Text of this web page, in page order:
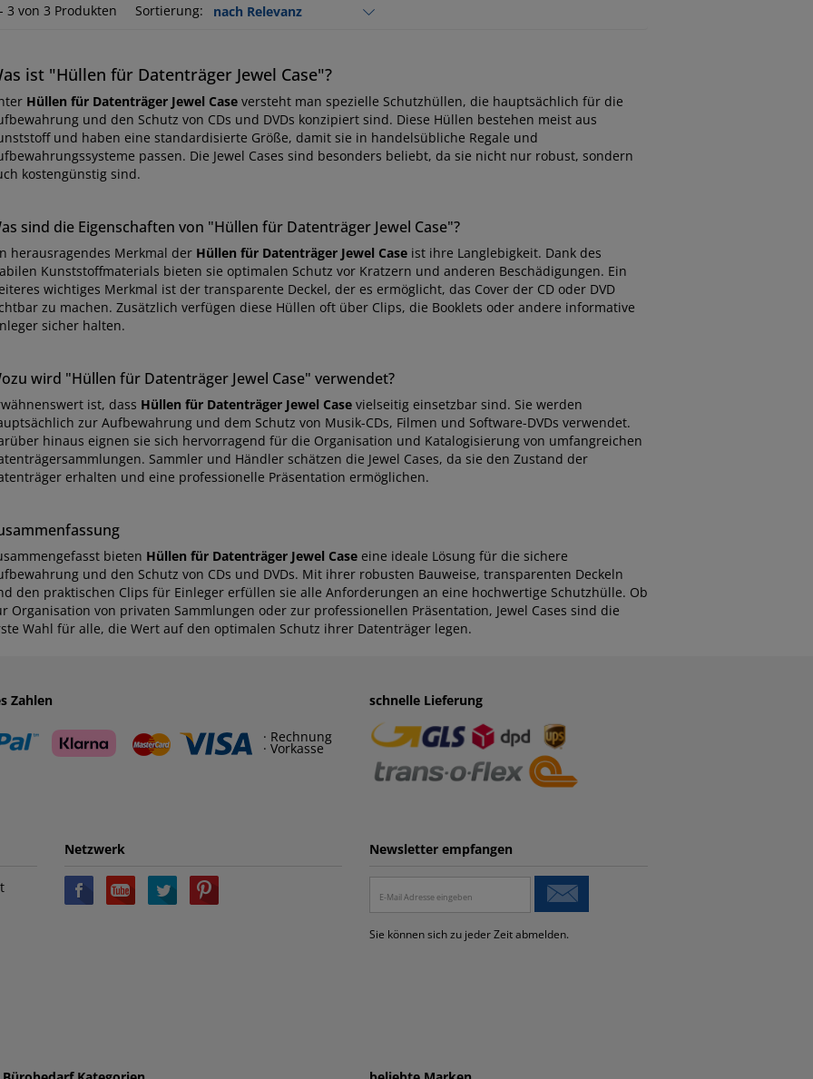
3 von 3 Produkten Sortierung:
ist "Hüllen für Datenträger Jewel Case"?
Hüllen für Datenträger Jewel Caseversteht man spezielle Schutzhüllen, die hauptsächlich für die
und den Schutz von CDs und DVDs konzipiert sind. Diese Hüllen bestehen meist aus
und haben eine standardisierte Größe, damit sie in handelsübliche Regale und
passen. Die Jewel Cases sind besonders beliebt, da sie nicht nur robust, sondern
kostengünstig sind.
sind die Eigenschaften von "Hüllen für Datenträger Jewel Case"?
herausragendes Merkmal der Hüllen für Datenträger Jewel Caseist ihre Langlebigkeit. Dank des
Kunststoffmaterials bieten sie optimalen Schutz vor Kratzern und anderen Beschädigungen. Ein
wichtiges Merkmal ist der transparente Deckel, der es ermöglicht, das Cover der CD oder DVD
zu machen. Zusätzlich verfügen diese Hüllen oft über Clips, die Booklets oder andere informative
sicher halten.
wird "Hüllen für Datenträger Jewel Case" verwendet?
ist, dass Hüllen für Datenträger Jewel Casevielseitig einsetzbar sind. Sie werden
zur Aufbewahrung und dem Schutz von Musik-CDs, Filmen und Software-DVDs verwendet.
hinaus eignen sie sich hervorragend für die Organisation und Katalogisierung von umfangreichen
Sammler und Händler schätzen die Jewel Cases, da sie den Zustand der
erhalten und eine professionelle Präsentation ermöglichen.
bieten Hüllen für Datenträger Jewel Caseeine ideale Lösung für die sichere
und den Schutz von CDs und DVDs. Mit ihrer robusten Bauweise, transparenten Deckeln
den praktischen Clips für Einleger erfüllen sie alle Anforderungen an eine hochwertige Schutzhülle. Ob
Organisation von privaten Sammlungen oder zur professionellen Präsentation, Jewel Cases sind die
Wahl für alle, die Wert auf den optimalen Schutz ihrer Datenträger legen.
Zahlen
· Rechnung
· Vorkasse
schnelle Lieferung
Netzwerk Newsletter empfangen
Sie können sich zu jeder Zeit abmelden.